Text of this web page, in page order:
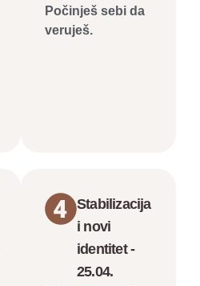
Počinješ sebi da
veruješ.
Stabilizacija
i novi
identitet -
25.04.